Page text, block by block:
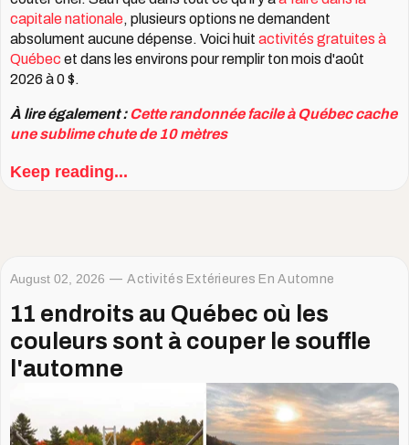
capitale nationale, plusieurs options ne demandent
absolument aucune dépense. Voici huit activités gratuites à
Québec et dans les environs pour remplir ton mois d'août
2026 à 0 $.
À lire également :Cette randonnée facile à Québec cache
une sublime chute de 10 mètres
Keep reading...
August 02, 2026 Activités Extérieures En Automne
11 endroits au Québec où les
couleurs sont à couper le souffle
l'automne